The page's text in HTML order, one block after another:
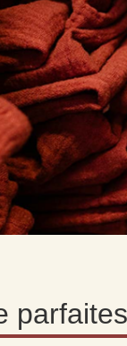
parfaites